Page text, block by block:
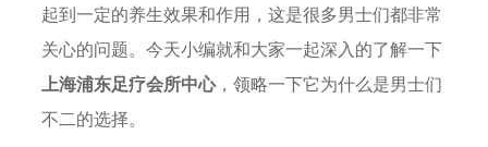
起到一定的养生效果和作用，这是很多男士们都非常
关心的问题。今天小编就和大家一起深入的了解一下
上海浦东足疗会所中心，领略一下它为什么是男士们
不二的选择。